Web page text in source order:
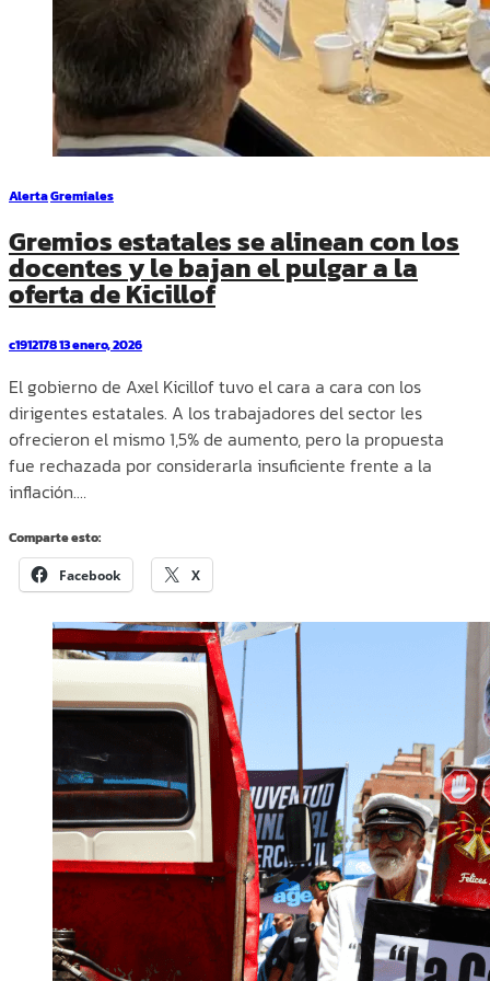
AlertaGremiales
Gremios estatales se alinean con los
docentes y le bajan el pulgar a la
oferta de Kicillof
c191217813 enero, 2026
El gobierno de Axel Kicillof tuvo el cara a cara con los
dirigentes estatales. A los trabajadores del sector les
ofrecieron el mismo 1,5% de aumento, pero la propuesta
fue rechazada por considerarla insuficiente frente a la
inflación.…
Comparte esto:
Facebook X